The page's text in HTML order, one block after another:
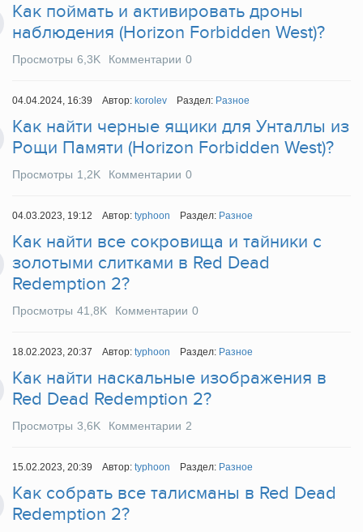
Как поймать и активировать дроны
наблюдения (Horizon Forbidden West)?
Просмотры 6,3K Комментарии 0
04.04.2024, 16:39 Автор: korolev Раздел: Разное
Как найти черные ящики для Унталлы из
Рощи Памяти (Horizon Forbidden West)?
Просмотры 1,2K Комментарии 0
04.03.2023, 19:12 Автор: typhoon Раздел: Разное
Как найти все сокровища и тайники с
золотыми слитками в Red Dead
Redemption 2?
Просмотры 41,8K Комментарии 0
18.02.2023, 20:37 Автор: typhoon Раздел: Разное
Как найти наскальные изображения в
Red Dead Redemption 2?
Просмотры 3,6K Комментарии 2
15.02.2023, 20:39 Автор: typhoon Раздел: Разное
Как собрать все талисманы в Red Dead
Redemption 2?